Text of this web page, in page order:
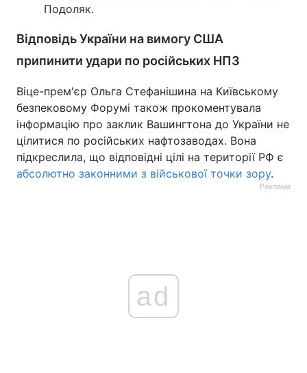
Подоляк.
Відповідь України на вимогу США
припинити удари по російських НПЗ
Віце-прем'єр Ольга Стефанішина на Київському
безпековому Форумі також прокоментувала
інформацію про заклик Вашингтона до України не
цілитися по російських нафтозаводах. Вона
підкреслила, що відповідні цілі на території РФ є
абсолютно законними з військової точки зору.
Реклама
ad